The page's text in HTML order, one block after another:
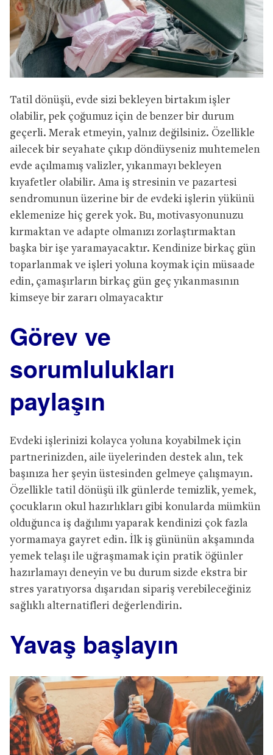
Tatil dönüşü, evde sizi bekleyen birtakım işler
olabilir, pek çoğumuz için de benzer bir durum
geçerli. Merak etmeyin, yalnız değilsiniz. Özellikle
ailecek bir seyahate çıkıp döndüyseniz muhtemelen
evde açılmamış valizler, yıkanmayı bekleyen
kıyafetler olabilir. Ama iş stresinin ve pazartesi
sendromunun üzerine bir de evdeki işlerin yükünü
eklemenize hiç gerek yok. Bu, motivasyonunuzu
kırmaktan ve adapte olmanızı zorlaştırmaktan
başka bir işe yaramayacaktır. Kendinize birkaç gün
toparlanmak ve işleri yoluna koymak için müsaade
edin, çamaşırların birkaç gün geç yıkanmasının
kimseye bir zararı olmayacaktır
Görev ve
sorumlulukları
paylaşın
Evdeki işlerinizi kolayca yoluna koyabilmek için
partnerinizden, aile üyelerinden destek alın, tek
başınıza her şeyin üstesinden gelmeye çalışmayın.
Özellikle tatil dönüşü ilk günlerde temizlik, yemek,
çocukların okul hazırlıkları gibi konularda mümkün
olduğunca iş dağılımı yaparak kendinizi çok fazla
yormamaya gayret edin. İlk iş gününün akşamında
yemek telaşı ile uğraşmamak için pratik öğünler
hazırlamayı deneyin ve bu durum sizde ekstra bir
stres yaratıyorsa dışarıdan sipariş verebileceğiniz
sağlıklı alternatifleri değerlendirin.
Yavaş başlayın